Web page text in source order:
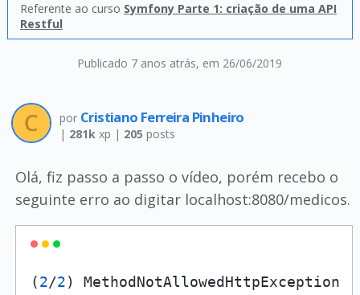
Publicado 7 anos atrás, em 26/06/2019
Referente ao curso Symfony Parte 1: criação de uma API
Restful
por Cristiano Ferreira Pinheiro
| 281kxp | 205 posts
Olá, fiz passo a passo o vídeo, porém recebo o
seguinte erro ao digitar localhost:8080/medicos.
(2/2) MethodNotAllowedHttpException